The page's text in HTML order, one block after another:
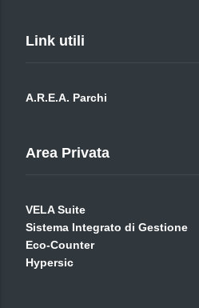
Link utili
A.R.E.A. Parchi
Area Privata
VELA Suite
Sistema Integrato di Gestione
Eco-Counter
Hypersic